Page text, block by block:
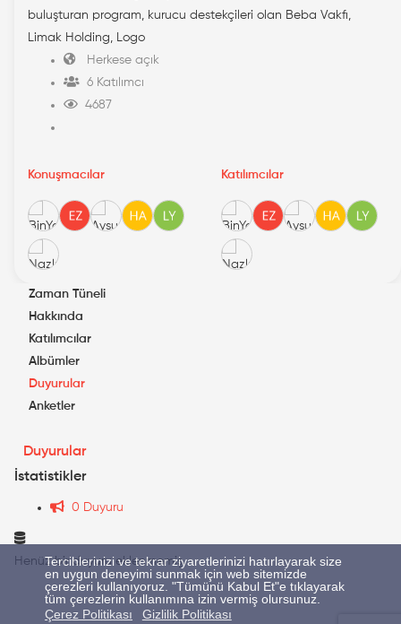
Tercihlerinizi ve tekrar ziyaretlerinizi hatırlayarak size
en uygun deneyimi sunmak için web sitemizde
çerezleri kullanıyoruz. "Tümünü Kabul Et"e tıklayarak
tüm çerezlerin kullanımına izin vermiş olursunuz.
Çerez Politikası
Gizlilik Politikası
buluşturan program, kurucu destekçileri olan Beba Vakfı,
Limak Holding, Logo
Herkese açık
6 Katılımcı
4687
Konuşmacılar Katılımcılar
Zaman Tüneli
Hakkında
Katılımcılar
Albümler
Duyurular
Anketler
Duyurular
İstatistikler
0 Duyuru
Henüz bir duyuru eklenmemiş.